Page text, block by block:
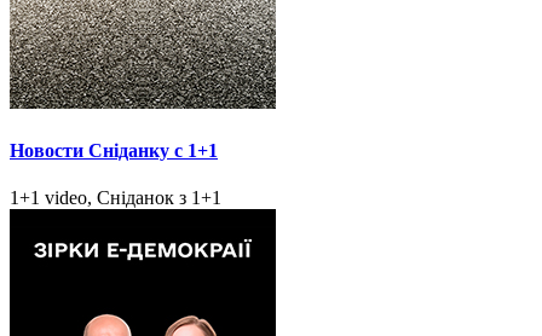
Новости Сніданку с 1+1
1+1 video, Сніданок з 1+1